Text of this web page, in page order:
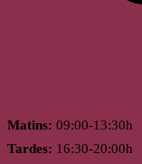
Matins: 09:00-13:30h
Tardes: 16:30-20:00h